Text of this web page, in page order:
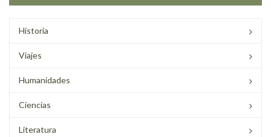
Historia
Viajes
Humanidades
Ciencias
Literatura